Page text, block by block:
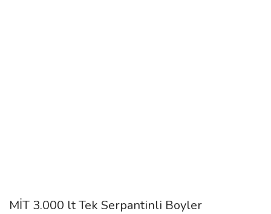
MİT 3.000 lt Tek Serpantinli Boyler